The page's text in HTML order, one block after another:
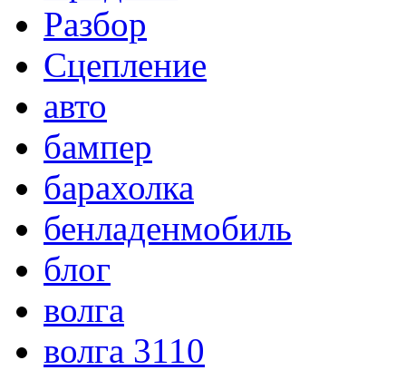
Разбор
Сцепление
авто
бампер
барахолка
бенладенмобиль
блог
волга
волга 3110